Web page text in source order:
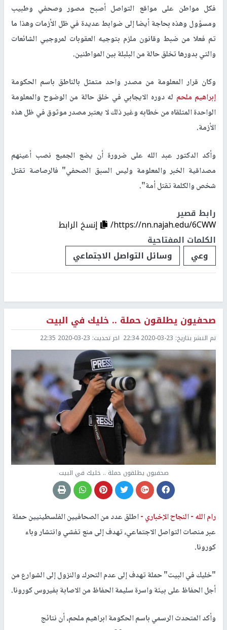
فكل مواطن على مواقع التواصل أصبح مصور وصحفي وطبيب
ومسؤول وهذه بحاجة أيضا إلى ضوابط عديدة في ظل الأزمات وهذا ما
تم فعلا من ضبط وقانون ملزم بتوجيه العقوبات لمروجيي الشائعات
والتي بدورها تخلق حالة من البلبلة بين المواطنين.
وكان قرار المعلومة من مصدر واحد متمثل بالناطق باسم الحكومة
إبراهيم ملحم له دوره الايجابي في خلق حالة من الوضوح والمعلومة
الواحدة المتلقاه من خطابه وغير ذلك لا يعتبر مصدر موثوق في ظل هذه
الأزمة.
وأكد الدكتور عبد الله على ضرورة أن يضع الجميع نصب أعينهم
مصداقية الخبر والمعلومة وليس السبق الصحفي" فالرصاصة تقتل
شخص والكلمة تقتل أمة".
رابط قصير
https://nn.najah.edu/6CWW/
إنسخ الرابط
الكلمات المفتاحية
وعي
وسائل التواصل الاجتماعي
صحفيون يطلقون حملة .. خليك في البيت
تم النشر بتاريخ: 2020-03-23 22:34 اخر تحديث: 2020-03-23 22:35
صحفيون يطلقون حملة .. خليك في البيت
رام الله -النجاح الإخباري -اطلق عدد من الصحافيين الفلسطينيين حملة
عبر منصات التواصل الاجتماعي، تهدف إلى منع تفشي وانتشار وباء
كورونا.
"خليك في البيت" حملة تهدف إلى عدم التحرك والنزول إلى الشوارع من
أجل الحفاظ على بيئة واسرة سليمة الحفاظ من الاصابة بفيروس كورونا.
وأكد المتحدث الرسمي باسم الحكومة ابراهيم ملحم، أن نتائج